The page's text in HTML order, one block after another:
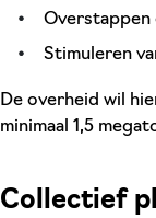
Overstappen
Stimuleren
De overheid wil
minimaal 1,5
Collectief